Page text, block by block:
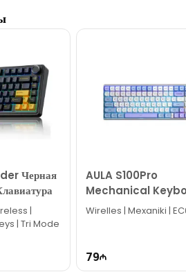
K6800 Keyboard вы можете
как по моделям клавиатур, так и по
с выбором, наши опытные
ответить на все ваши вопросы,
вы можете оставить заявку по
Черная
|
| Tri Mode
AULA S100Pro
Mechanical
Wirelles | Mexaniki |
79